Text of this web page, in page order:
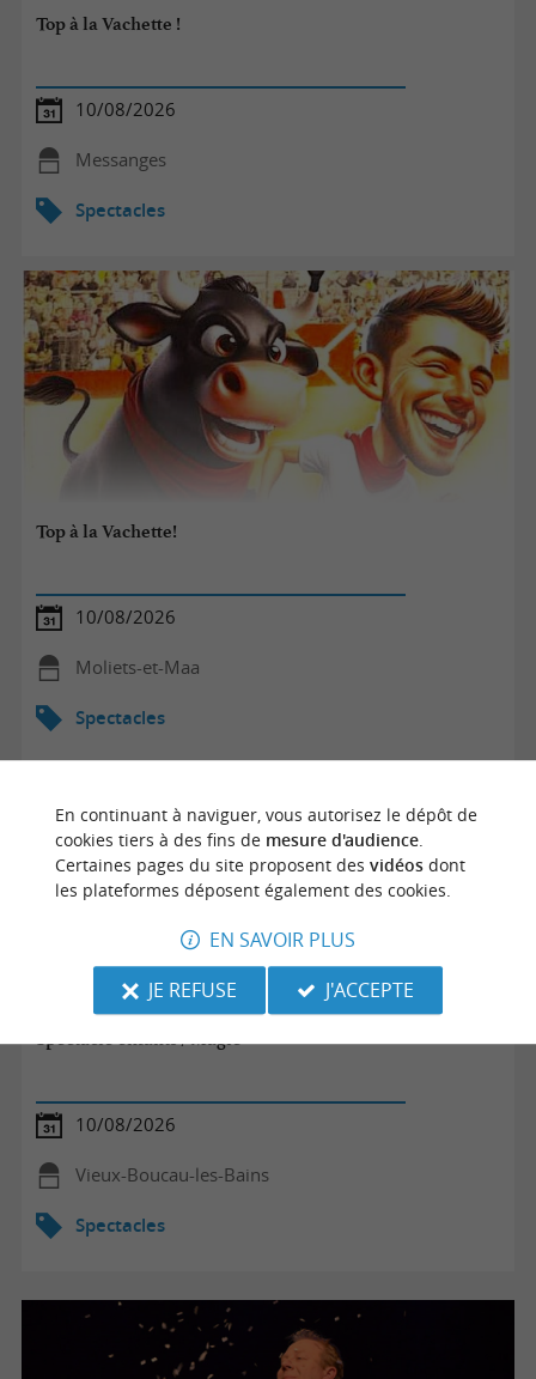
Top à la Vachette !
10/08/2026
Messanges
Spectacles
Top à la Vachette!
10/08/2026
Moliets-et-Maa
Spectacles
Spectacle enfants / Magie
10/08/2026
Vieux-Boucau-les-Bains
Spectacles
En continuant à naviguer, vous autorisez le dépôt de
cookies tiers à des fins de mesure d'audience.
Certaines pages du site proposent des vidéosdont
les plateformes déposent également des cookies.
EN SAVOIR PLUS
JE REFUSE
J'ACCEPTE